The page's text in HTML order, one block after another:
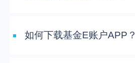
如何下载基金E账户APP？